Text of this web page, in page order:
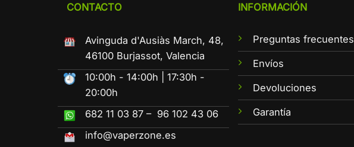
CONTACTO
Avinguda d'Ausiàs March, 48,
46100 Burjassot, Valencia
10:00h - 14:00h | 17:30h -
20:00h
682 11 03 87 – 96 102 43 06
info@vaperzone.es
INFORMACIÓN
Preguntas frecuentes
Envíos
Devoluciones
Garantía